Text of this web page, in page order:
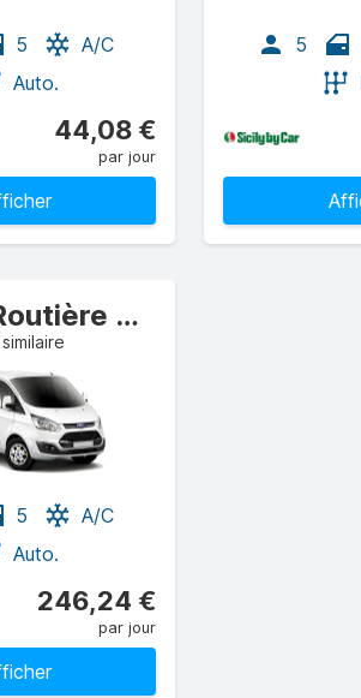
5
A/C
Auto.
44,08 €
par jour
5
Grande Routière Camionnette
5
A/C
Auto.
246,24 €
par jour